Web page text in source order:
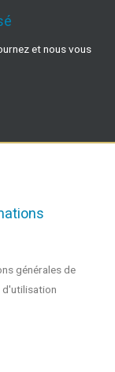
et nous vous
générales de
d'utilisation